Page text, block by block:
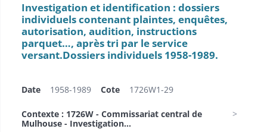
Investigation et identification : dossiers
individuels contenant plaintes, enquêtes,
autorisation, audition, instructions
parquet…, après tri par le service
versant.Dossiers individuels 1958-1989.
Date 1958-1989 Cote 1726W1-29
Contexte : 1726W - Commissariat central de
Mulhouse - Investigation...